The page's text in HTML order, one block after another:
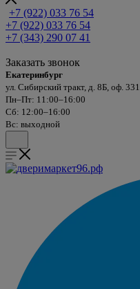
+7 (922) 033 76 54
+7 (922) 033 76 54
+7 (343) 290 07 41
Заказать звонок
Екатеринбург
ул. Сибирский тракт, д. 8Б, оф. 331
Пн–Пт: 11:00–16:00
Сб: 12:00–16:00
Вс: выходной